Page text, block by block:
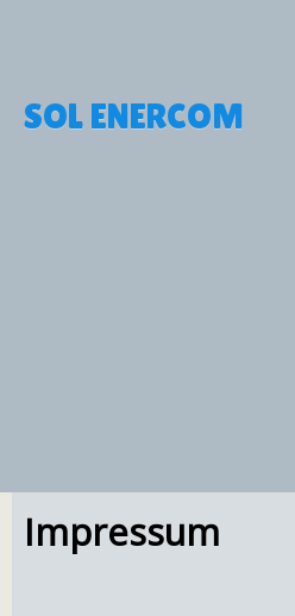
SOL ENERCOM
Impressum